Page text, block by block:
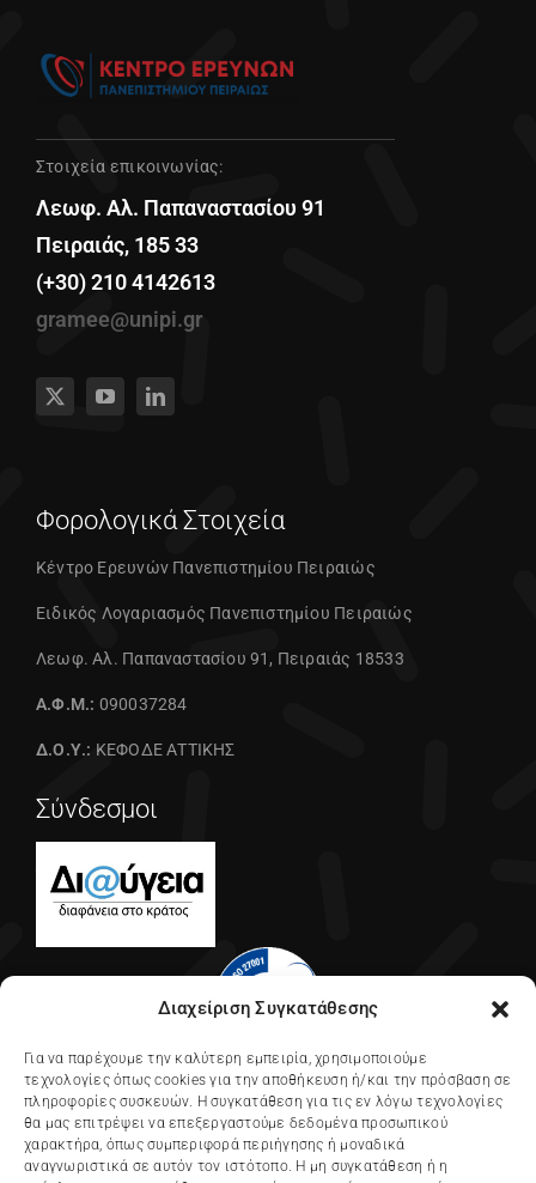
Διαχείριση Συγκατάθεσης
Για να παρέχουμε την καλύτερη εμπειρία, χρησιμοποιούμε
τεχνολογίες όπως cookies για την αποθήκευση ή/και την πρόσβαση σε
πληροφορίες συσκευών. Η συγκατάθεση για τις εν λόγω τεχνολογίες
θα μας επιτρέψει να επεξεργαστούμε δεδομένα προσωπικού
χαρακτήρα, όπως συμπεριφορά περιήγησης ή μοναδικά
αναγνωριστικά σε αυτόν τον ιστότοπο. Η μη συγκατάθεση ή η
Στοιχεία επικοινωνίας:
Λεωφ. Αλ. Παπαναστασίου 91
Πειραιάς, 185 33
(+30) 210 4142613
gramee@unipi.gr
Φορολογικά Στοιχεία
Κέντρο Ερευνών Πανεπιστημίου Πειραιώς
Ειδικός Λογαριασμός Πανεπιστημίου Πειραιώς
Λεωφ. Αλ. Παπαναστασίου 91, Πειραιάς 18533
Α.Φ.Μ.: 090037284
Δ.Ο.Υ.: ΚΕΦΟΔΕ ΑΤΤΙΚΗΣ
Σύνδεσμοι